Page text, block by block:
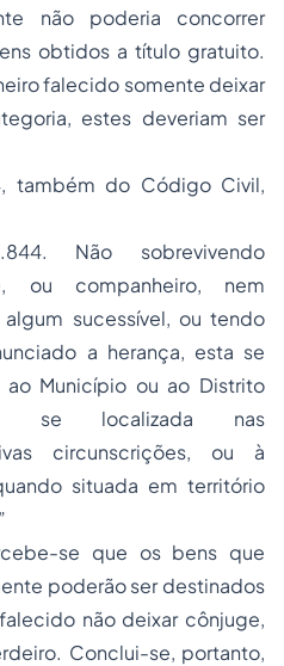
não poderia concorrer
obtidos a título gratuito.
falecido somente deixar
estes deveriam ser
também do Código Civil,
Não sobrevivendo
ou companheiro, nem
algum sucessível, ou tendo
a herança, esta se
ao Município ou ao Distrito
se localizada nas
circunscrições, ou à
situada em território
se que os bens que
poderão ser destinados
não deixar cônjuge,
Conclui-se, portanto,